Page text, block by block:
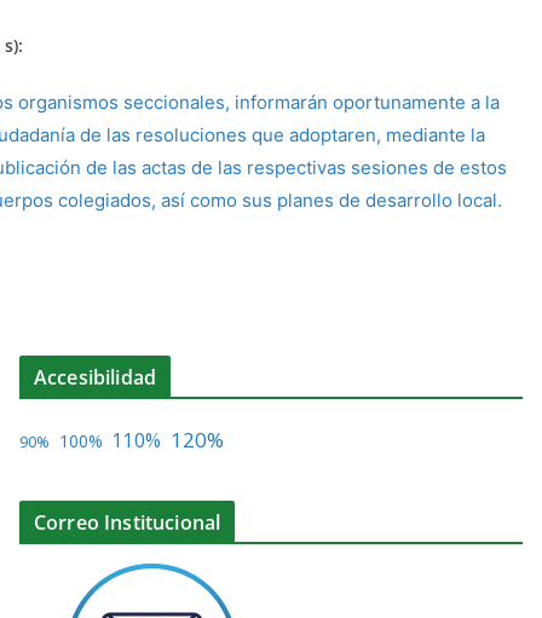
organismos seccionales, informarán oportunamente a la
de las resoluciones que adoptaren, mediante la
de las actas de las respectivas sesiones de estos
colegiados, así como sus planes de desarrollo local.
Accesibilidad
90% 100% 110% 120%
Correo Institucional